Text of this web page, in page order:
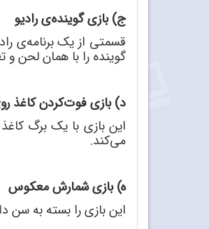
ج) بازی گویندهی رادیو
قسمتی از یک برنامهی
گوینده را با همان لحن و
د) بازی فوتکردن کاغذ
این بازی با یک برگ
میکند.
ه) بازی شمارش معکوس
این بازی را بسته به سن